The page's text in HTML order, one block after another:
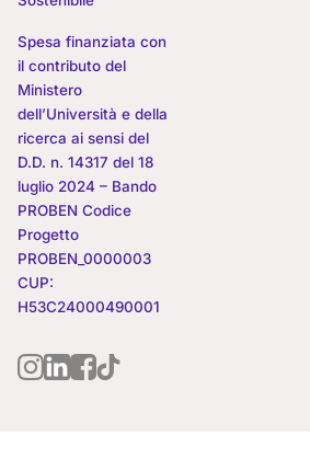
Spesa finanziata con
il contributo del
Ministero
dell’Università e della
ricerca ai sensi del
D.D. n. 14317 del 18
luglio 2024 – Bando
PROBEN Codice
Progetto
PROBEN_0000003
CUP:
H53C24000490001